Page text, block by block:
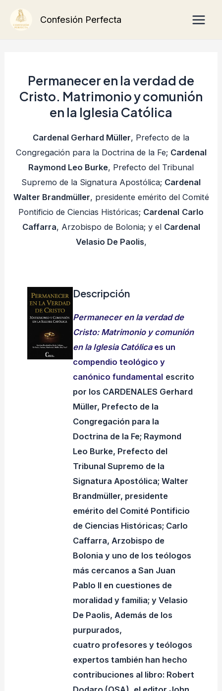
Confesión Perfecta
Permanecer en la verdad de
Cristo. Matrimonio y comunión
en la Iglesia Católica
Cardenal Gerhard Müller, Prefecto de la
Congregación para la Doctrina de la Fe; Cardenal
Raymond Leo Burke, Prefecto del Tribunal
Supremo de la Signatura Apostólica; Cardenal
Walter Brandmüller, presidente emérito del Comité
Pontificio de Ciencias Históricas; Cardenal Carlo
Caffarra, Arzobispo de Bolonia; y el Cardenal
Velasio De Paolis,
Descripción
Permanecer en la verdad de
Cristo: Matrimonio y comunión
en la Iglesia Católicaes un
compendio teológico y
canónico fundamental escrito
por los CARDENALES Gerhard
Müller, Prefecto de la
Congregación para la
Doctrina de la Fe; Raymond
Leo Burke, Prefecto del
Tribunal Supremo de la
Signatura Apostólica; Walter
Brandmüller, presidente
emérito del Comité Pontificio
de Ciencias Históricas; Carlo
Caffarra, Arzobispo de
Bolonia y uno de los teólogos
más cercanos a San Juan
Pablo II en cuestiones de
moralidad y familia; y Velasio
De Paolis, Además de los
purpurados,
cuatro profesores y teólogos
expertos también han hecho
contribuciones al libro: Robert